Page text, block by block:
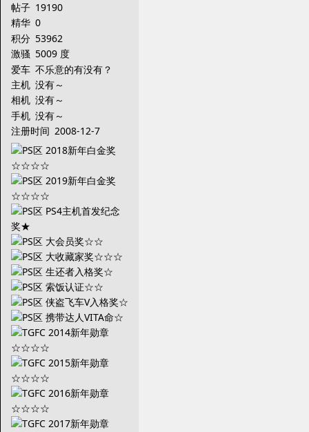
帖子 19190
精华 0
积分 53962
激骚 5009 度
爱车 不乐意的有没有？
主机 没有～
相机 没有～
手机 没有～
注册时间 2008-12-7